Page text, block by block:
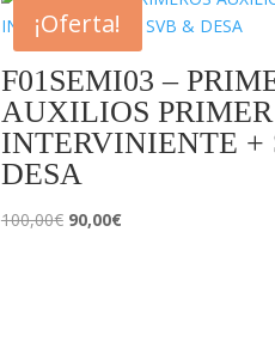
¡Oferta!
F01SEMI03 –
AUXILIOS PRIMER
INTERVINIENTE +
DESA
100,00€ El
90,00€El